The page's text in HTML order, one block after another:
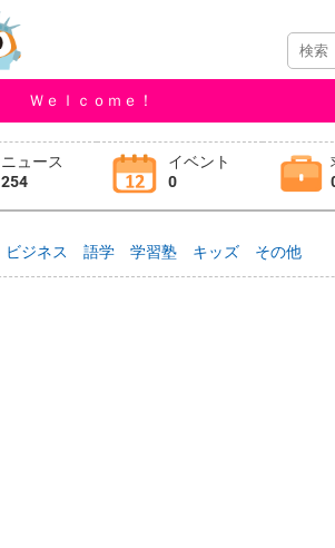
Ｗｅｌｃｏｍｅ！
ニュース
254
イベント
0
ビジネス 語学 学習塾 キッズ その他